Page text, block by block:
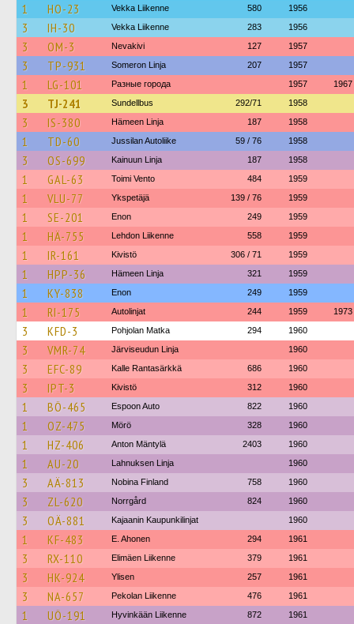
1 HO-23 Vekka Liikenne 580 1956
3 IH-30 Vekka Liikenne 283 1956
3 OM-3 Nevakivi 127 1957
3 TP-931 Someron Linja 207 1957
1 LG-101 Разные города 1957 1967
3 TJ-241 Sundellbus 292/71 1958
3 IS-380 Hämeen Linja 187 1958
1 TD-60 Jussilan Autoliike 59 / 76 1958
3 OS-699 Kainuun Linja 187 1958
1 GAL-63 Toimi Vento 484 1959
1 VLU-77 Ykspetäjä 139 / 76 1959
1 SE-201 Enon 249 1959
1 HÄ-755 Lehdon Liikenne 558 1959
1 IR-161 Kivistö 306 / 71 1959
1 HPP-36 Hämeen Linja 321 1959
1 KY-838 Enon 249 1959
1 RI-175 Autolinjat 244 1959 1973
3 KFD-3 Pohjolan Matka 294 1960
3 VMR-74 Järviseudun Linja 1960
3 EFC-89 Kalle Rantasärkkä 686 1960
3 IPT-3 Kivistö 312 1960
1 BÖ-465 Espoon Auto 822 1960
1 OZ-475 Mörö 328 1960
1 HZ-406 Anton Mäntylä 2403 1960
1 AU-20 Lahnuksen Linja 1960
3 AÄ-813 Nobina Finland 758 1960
3 ZL-620 Norrgård 824 1960
3 OÄ-881 Kajaanin Kaupunkilinjat 1960
1 KF-483 E. Ahonen 294 1961
3 RX-110 Elimäen Liikenne 379 1961
3 HK-924 Ylisen 257 1961
3 NA-657 Pekolan Liikenne 476 1961
1 UÖ-191 Hyvinkään Liikenne 872 1961